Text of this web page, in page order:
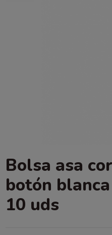
Bolsa asa
botón
10 uds